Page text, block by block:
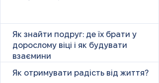
Як знайти подруг: де їх брати у
дорослому віці і як будувати
взаємини
Як отримувати радість від життя?